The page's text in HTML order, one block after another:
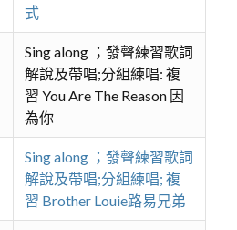
式
Sing along ；發聲練習歌詞
解說及帶唱;分組練唱: 複
習 You Are The Reason 因
為你
Sing along ；發聲練習歌詞
解說及帶唱;分組練唱; 複
習 Brother Louie路易兄弟